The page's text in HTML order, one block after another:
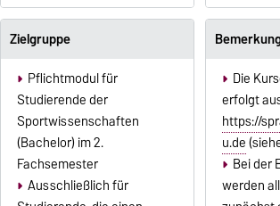
Zielgruppe
Pflichtmodul für
Studierende der
Sportwissenschaften
(Bachelor) im 2.
Fachsemester
Ausschließlich für
Die
erfolgt
https://
u.de
Bei der
werden